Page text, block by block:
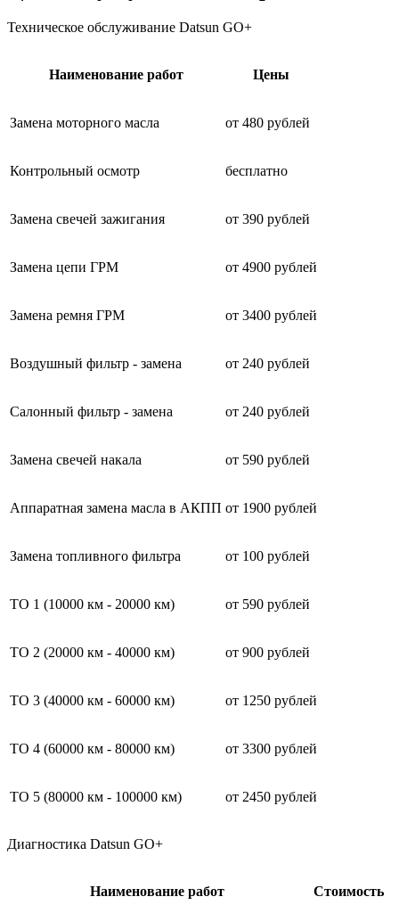
Техническое обслуживание Datsun GO+
Наименование работ Цены
Замена моторного масла от 480 рублей
Контрольный осмотр бесплатно
Замена свечей зажигания от 390 рублей
Замена цепи ГРМ от 4900 рублей
Замена ремня ГРМ от 3400 рублей
Воздушный фильтр - замена от 240 рублей
Салонный фильтр - замена от 240 рублей
Замена свечей накала от 590 рублей
Аппаратная замена масла в АКПП от 1900 рублей
Замена топливного фильтра от 100 рублей
ТО 1 (10000 км - 20000 км) от 590 рублей
ТО 2 (20000 км - 40000 км) от 900 рублей
ТО 3 (40000 км - 60000 км) от 1250 рублей
ТО 4 (60000 км - 80000 км) от 3300 рублей
ТО 5 (80000 км - 100000 км) от 2450 рублей
Диагностика Datsun GO+
Наименование работ Стоимость